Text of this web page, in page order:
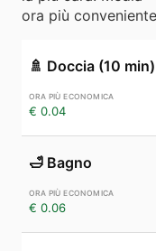
ora più
🚿 Doccia (10 min)
€ 0.04
🛁 Bagno
€ 0.06